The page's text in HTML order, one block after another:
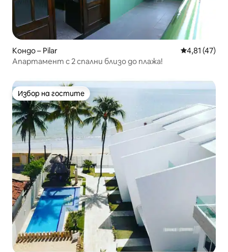
Кондо – Pilar Средна
4,81 (47)
Апартамент с 2 спални близо до плажа!
Избор на гостите
Избор на гостите